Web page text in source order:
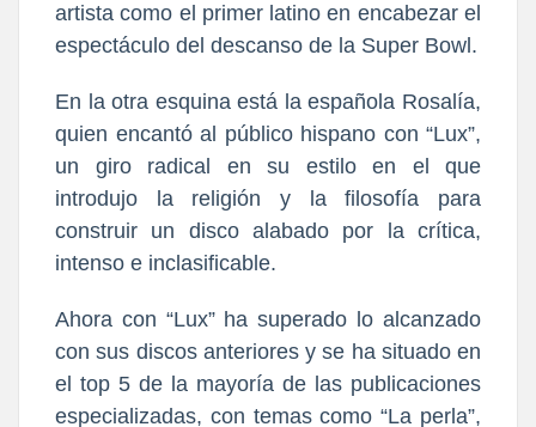
artista como el primer latino en encabezar el
espectáculo del descanso de la Super Bowl.
En la otra esquina está la española Rosalía,
quien encantó al público hispano con “Lux”,
un giro radical en su estilo en el que
introdujo la religión y la filosofía para
construir un disco alabado por la crítica,
intenso e inclasificable.
Ahora con “Lux” ha superado lo alcanzado
con sus discos anteriores y se ha situado en
el top 5 de la mayoría de las publicaciones
especializadas, con temas como “La perla”,